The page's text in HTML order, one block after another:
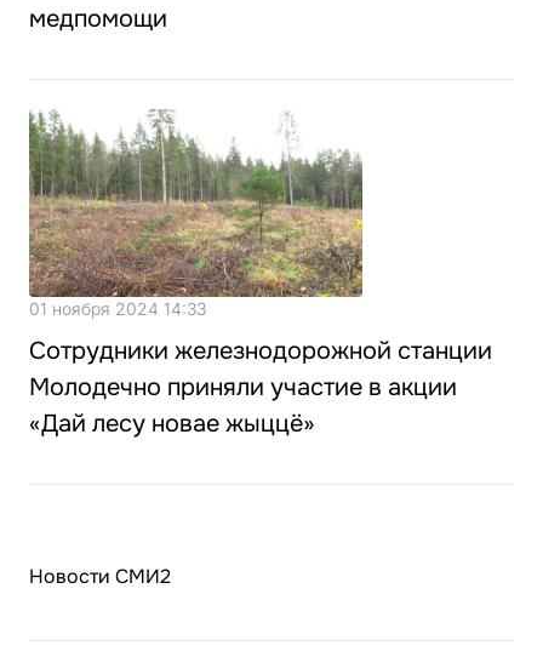
медпомощи
01 ноября 2024 14:33
Сотрудники железнодорожной станции
Молодечно приняли участие в акции
«Дай лесу новае жыццё»
Новости СМИ2